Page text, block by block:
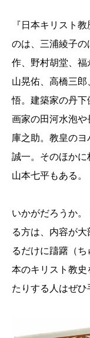
『日本キリスト
のは、三浦綾子の
作、野村胡堂、
山晃佑、高橋三
悟。建築家の丹
画家の田河水泡や
庫之助。教皇の
誠一。そのほか
山本七平もある。
いかがだろうか
る方は、内容が
るだけに躊躇（
本のキリスト教
たりする人はぜひ